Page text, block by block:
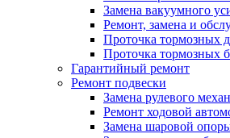
Замена вакуумного
Ремонт, замена и
Проточка тормозных
Проточка тормозных
Гарантийный ремонт
Ремонт подвески
Замена рулевого
Ремонт ходовой
Замена шаровой